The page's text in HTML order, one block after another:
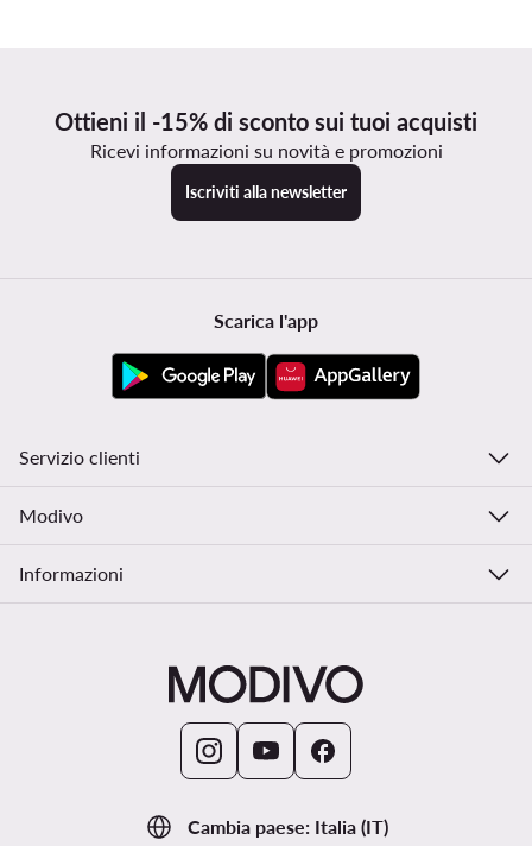
Ottieni il -15% di sconto sui tuoi acquisti
Ricevi informazioni su novità e promozioni
Iscriviti alla newsletter
Cambia paese: Italia (IT)
Scarica l'app
Servizio clienti
Modivo
Informazioni